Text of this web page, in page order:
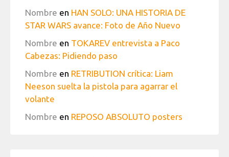
Nombre en HAN SOLO: UNA HISTORIA DE
STAR WARS avance: Foto de Año Nuevo
Nombre en TOKAREV entrevista a Paco
Cabezas: Pidiendo paso
Nombre en RETRIBUTION crítica: Liam
Neeson suelta la pistola para agarrar el
volante
Nombre en REPOSO ABSOLUTO posters